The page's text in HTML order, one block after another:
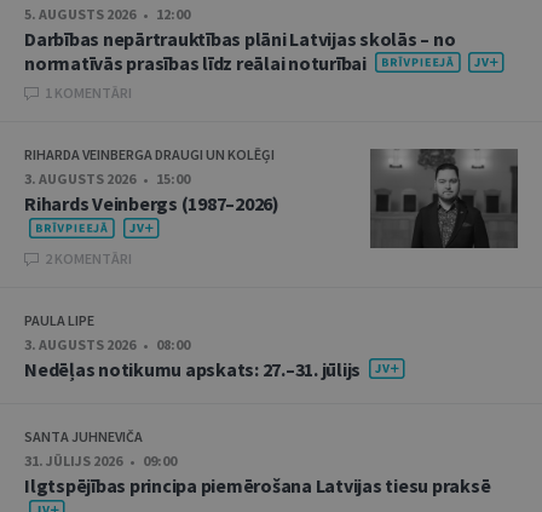
5. AUGUSTS 2026 • 12:00
Darbības nepārtrauktības plāni Latvijas skolās – no
normatīvās prasības līdz reālai noturībai
1 KOMENTĀRI
RIHARDA VEINBERGA DRAUGI UN KOLĒĢI
3. AUGUSTS 2026 • 15:00
Rihards Veinbergs (1987–2026)
2 KOMENTĀRI
PAULA LIPE
3. AUGUSTS 2026 • 08:00
Nedēļas notikumu apskats: 27.–31. jūlijs
SANTA JUHNEVIČA
31. JŪLIJS 2026 • 09:00
Ilgtspējības principa piemērošana Latvijas tiesu praksē